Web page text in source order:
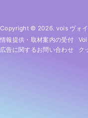
Copyright © 2026. vois ヴォ
情報提供・取材案内の受付
広告に関するお問い合わせ
ク